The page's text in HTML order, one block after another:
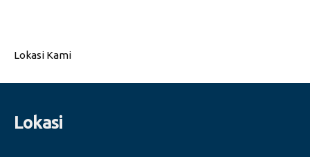
Lokasi Kami
Lokasi